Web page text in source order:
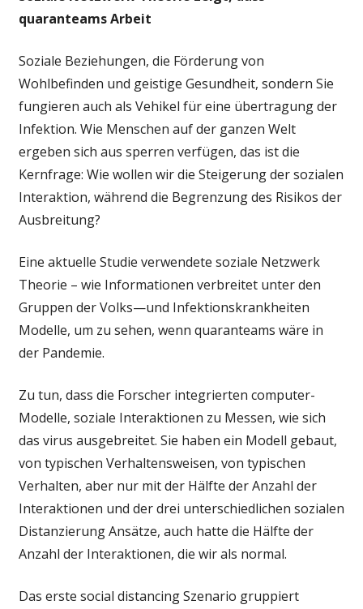
quaranteams Arbeit
Soziale Beziehungen, die Förderung von
Wohlbefinden und geistige Gesundheit, sondern Sie
fungieren auch als Vehikel für eine übertragung der
Infektion. Wie Menschen auf der ganzen Welt
ergeben sich aus sperren verfügen, das ist die
Kernfrage: Wie wollen wir die Steigerung der sozialen
Interaktion, während die Begrenzung des Risikos der
Ausbreitung?
Eine aktuelle Studie verwendete soziale Netzwerk
Theorie – wie Informationen verbreitet unter den
Gruppen der Volks—und Infektionskrankheiten
Modelle, um zu sehen, wenn quaranteams wäre in
der Pandemie.
Zu tun, dass die Forscher integrierten computer-
Modelle, soziale Interaktionen zu Messen, wie sich
das virus ausgebreitet. Sie haben ein Modell gebaut,
von typischen Verhaltensweisen, von typischen
Verhalten, aber nur mit der Hälfte der Anzahl der
Interaktionen und der drei unterschiedlichen sozialen
Distanzierung Ansätze, auch hatte die Hälfte der
Anzahl der Interaktionen, die wir als normal.
Das erste social distancing Szenario gruppiert